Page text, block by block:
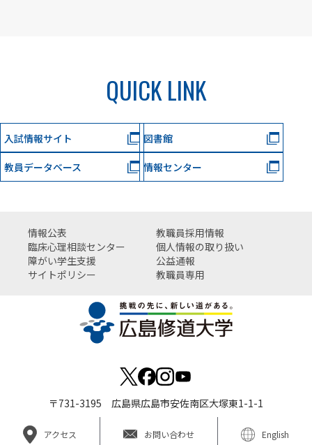
QUICK LINK
入試情報サイト 図書館
教員データベース 情報センター
情報公表
教職員採用情報
臨床心理相談センター
個人情報の取り扱い
障がい学生支援
公益通報
サイトポリシー
教職員専用
〒731-3195 広島県広島市安佐南区大塚東1-1-1
アクセス お問い合わせ English